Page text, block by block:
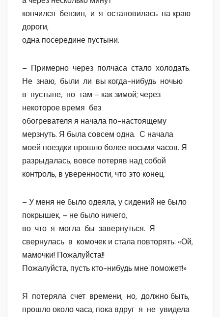
кончился бензин, и я остановилась на краю
дороги,
одна посередине пустыни.
– Примерно через полчаса стало холодать.
Не знаю, были ли вы когда-нибудь ночью
в пустыне, но там – как зимой; через
некоторое время без
обогревателя я начала по-настоящему
мерзнуть. Я была совсем одна. С начала
моей поездки прошло более восьми часов. Я
разрыдалась, вовсе потеряв над собой
контроль, в уверенности, что это конец.
– У меня не было одеяла, у сидений не было
покрышек, – не было ничего,
во что я могла бы завернуться. Я
свернулась в комочек и стала повторять: «Ой,
мамочки! Пожалуйста!!
Пожалуйста, пусть кто-нибудь мне поможет!»
Я потеряла счет времени, но, должно быть,
прошло около часа, пока вдруг я не увидела